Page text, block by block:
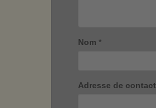
Nom *
Adresse de contact